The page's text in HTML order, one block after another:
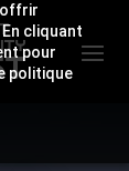
offrir
cliquant
pour
politique